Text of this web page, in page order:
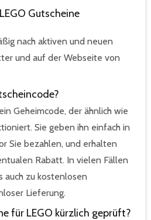
Gutscheine
nach aktiven und neuen
und auf der Webseite von
Geheimcode, der ähnlich wie
Sie geben ihn einfach in
Sie bezahlen, und erhalten
Rabatt. In vielen Fällen
auch zu kostenlosen
Lieferung.
für LEGO kürzlich geprüft?